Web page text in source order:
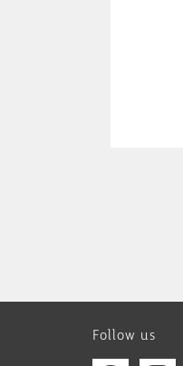
Follow us